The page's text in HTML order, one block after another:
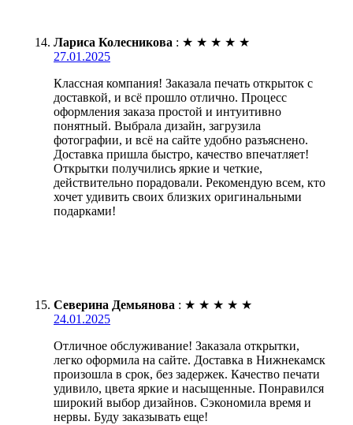
Лариса Колесникова : ★ ★ ★ ★ ★
27.01.2025
Классная компания! Заказала печать открыток с
доставкой, и всё прошло отлично. Процесс
оформления заказа простой и интуитивно
понятный. Выбрала дизайн, загрузила
фотографии, и всё на сайте удобно разъяснено.
Доставка пришла быстро, качество впечатляет!
Открытки получились яркие и четкие,
действительно порадовали. Рекомендую всем, кто
хочет удивить своих близких оригинальными
подарками!
Северина Демьянова : ★ ★ ★ ★ ★
24.01.2025
Отличное обслуживание! Заказала открытки,
легко оформила на сайте. Доставка в Нижнекамск
произошла в срок, без задержек. Качество печати
удивило, цвета яркие и насыщенные. Понравился
широкий выбор дизайнов. Сэкономила время и
нервы. Буду заказывать еще!